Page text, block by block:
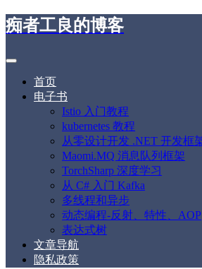
痴者工良的博客
首页
电子书
Istio 入门教程
kubernetes 教程
从零设计开发 .NET 开发框
Maomi.MQ 消息队列框架
TorchSharp 深度学习
从 C# 入门 Kafka
多线程和异步
动态编程-反射、特性、AOP
表达式树
文章导航
隐私政策